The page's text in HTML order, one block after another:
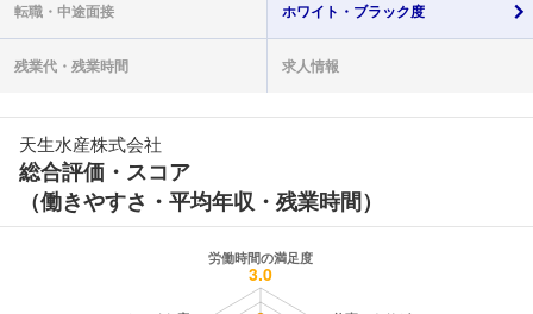
転職・ 中途面接 ホワイト・ ブラック度
残業代・ 残業時間 求人情報
天生水産株式会社
総合評価・スコア
（働きやすさ・平均年収・残業時間）